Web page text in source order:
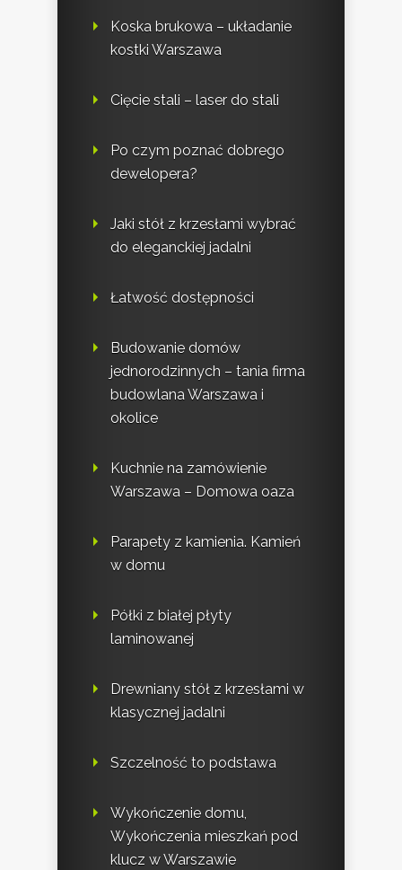
Koska brukowa – układanie
kostki Warszawa
Cięcie stali – laser do stali
Po czym poznać dobrego
dewelopera?
Jaki stół z krzesłami wybrać
do eleganckiej jadalni
Łatwość dostępności
Budowanie domów
jednorodzinnych – tania firma
budowlana Warszawa i
okolice
Kuchnie na zamówienie
Warszawa – Domowa oaza
Parapety z kamienia. Kamień
w domu
Półki z białej płyty
laminowanej
Drewniany stół z krzesłami w
klasycznej jadalni
Szczelność to podstawa
Wykończenie domu,
Wykończenia mieszkań pod
klucz w Warszawie